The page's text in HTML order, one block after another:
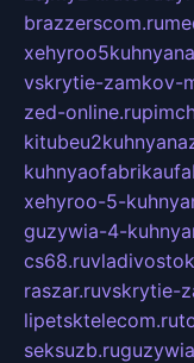
brazzerscom.ru
vskrytie-zamkov-
zed-online.ru
xehyroo-5-
guzywia-4-
cs68.ru
raszar.ruvskrytie-
lipetsktelecom.ru
seksuzb.ru